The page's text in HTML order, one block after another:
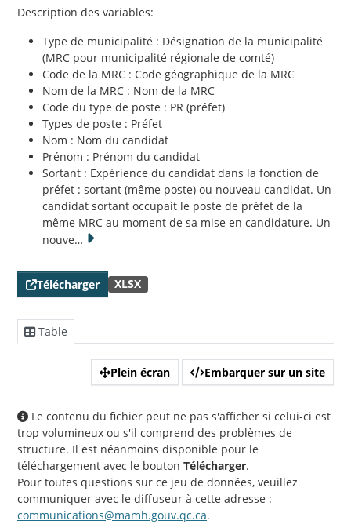
Description des variables:
Type de municipalité : Désignation de la municipalité
(MRC pour municipalité régionale de comté)
Code de la MRC : Code géographique de la MRC
Nom de la MRC : Nom de la MRC
Code du type de poste : PR (préfet)
Types de poste : Préfet
Nom : Nom du candidat
Prénom : Prénom du candidat
Sortant : Expérience du candidat dans la fonction de
préfet : sortant (même poste) ou nouveau candidat. Un
candidat sortant occupait le poste de préfet de la
même MRC au moment de sa mise en candidature. Un
nouve…
Télécharger XLSX
Table
Plein écran Embarquer sur un site
Le contenu du fichier peut ne pas s'afficher si celui-ci est
trop volumineux ou s'il comprend des problèmes de
structure. Il est néanmoins disponible pour le
téléchargement avec le bouton Télécharger.
Pour toutes questions sur ce jeu de données, veuillez
communiquer avec le diffuseur à cette adresse :
communications@mamh.gouv.qc.ca.